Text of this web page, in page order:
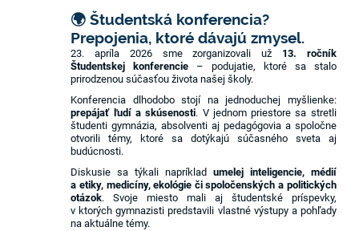
🌍 Študentská konferencia?
Prepojenia, ktoré dávajú zmysel.
23. apríla 2026 sme zorganizovali už 13. ročník
Študentskej konferencie – podujatie, ktoré sa stalo
prirodzenou súčasťou života našej školy.
Konferencia dlhodobo stojí na jednoduchej myšlienke:
prepájať ľudí a skúsenosti. V jednom priestore sa stretli
študenti gymnázia, absolventi aj pedagógovia a spoločne
otvorili témy, ktoré sa dotýkajú súčasného sveta aj
budúcnosti.
Diskusie sa týkali napríklad umelej inteligencie, médií
a etiky, medicíny, ekológie či spoločenských a politických
otázok. Svoje miesto mali aj študentské príspevky,
v ktorých gymnazisti predstavili vlastné výstupy a pohľady
na aktuálne témy.